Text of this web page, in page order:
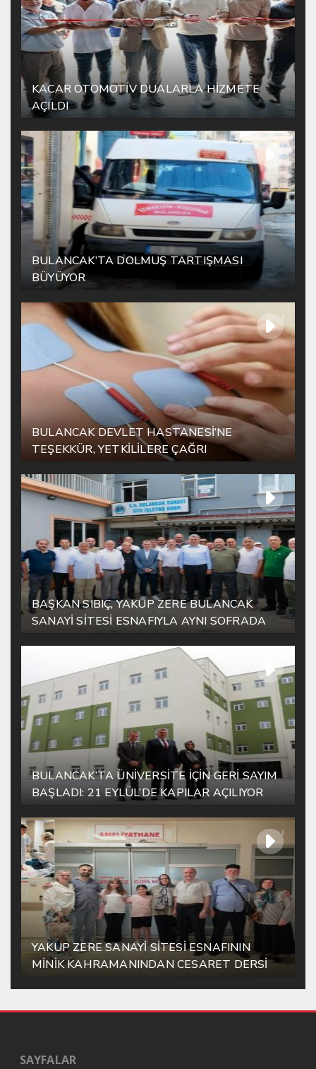
KACAR OTOMOTİV DUALARLA HİZMETE
AÇILDI
BULANCAK’TA DOLMUŞ TARTIŞMASI
BÜYÜYOR
BULANCAK DEVLET HASTANESİ’NE
TEŞEKKÜR, YETKİLİLERE ÇAĞRI
BAŞKAN SIBIÇ, YAKUP ZERE BULANCAK
SANAYİ SİTESİ ESNAFIYLA AYNI SOFRADA
BULANCAK’TA ÜNİVERSİTE İÇİN GERİ SAYIM
BAŞLADI: 21 EYLÜL’DE KAPILAR AÇILIYOR
YAKUP ZERE SANAYİ SİTESİ ESNAFININ
MİNİK KAHRAMANINDAN CESARET DERSİ
SAYFALAR